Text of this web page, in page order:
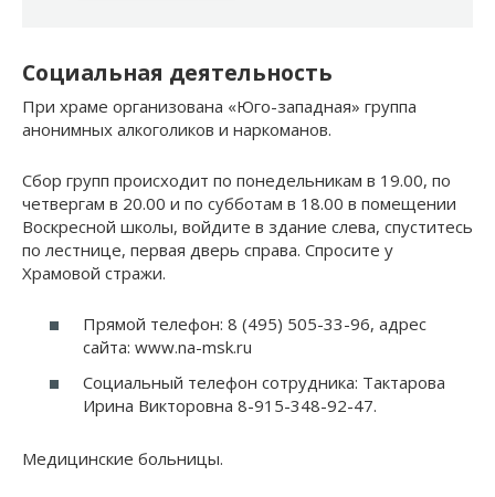
Социальная деятельность
При храме организована «Юго-западная» группа
анонимных алкоголиков и наркоманов.
Сбор групп происходит по понедельникам в 19.00, по
четвергам в 20.00 и по субботам в 18.00 в помещении
Воскресной школы, войдите в здание слева, спуститесь
по лестнице, первая дверь справа. Спросите у
Храмовой стражи.
Прямой телефон: 8 (495) 505-33-96, адрес
сайта: www.na-msk.ru
Социальный телефон сотрудника: Тактарова
Ирина Викторовна 8-915-348-92-47.
Медицинские больницы.